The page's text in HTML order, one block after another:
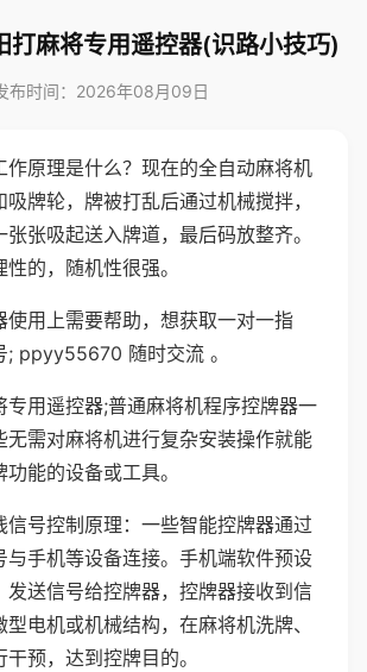
打麻将专用遥控器(识路小技巧)
布时间：2026年08月09日
作原理是什么？现在的全自动麻将机
牌轮，牌被打乱后通过机械搅拌，
张吸起送入牌道，最后码放整齐。
的，随机性很强。
使用上需要帮助，想获取一对一指
; ppyy55670 随时交流 。
专用遥控器;普通麻将机程序控牌器一
无需对麻将机进行复杂安装操作就能
能的设备或工具。
信号控制原理：一些智能控牌器通过
与手机等设备连接。手机端软件预设
发送信号给控牌器，控牌器接收到信
电机或机械结构，在麻将机洗牌、
预，达到控牌目的。